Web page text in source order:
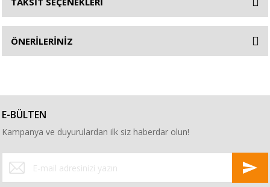
ÖNERİLERİNİZ
E-BÜLTEN
Kampanya ve duyurulardan ilk siz haberdar olun!